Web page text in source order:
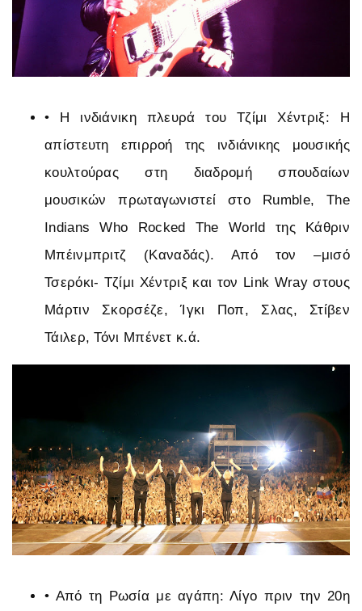
•
Η ινδιάνικη πλευρά του Τζίμι Χέντριξ: Η
απίστευτη επιρροή της ινδιάνικης μουσικής
κουλτούρας στη διαδρομή σπουδαίων
μουσικών πρωταγωνιστεί στο Rumble, The
Indians Who Rocked The World της Κάθριν
Μπέινμπριτζ (Καναδάς). Από τον –μισό
Τσερόκι- Τζίμι Χέντριξ και τον Link Wray στους
Μάρτιν Σκορσέζε, Ίγκι Ποπ, Σλας, Στίβεν
Τάιλερ, Τόνι Μπένετ κ.ά.
• Από τη Ρωσία με αγάπη: Λίγο πριν την 20η